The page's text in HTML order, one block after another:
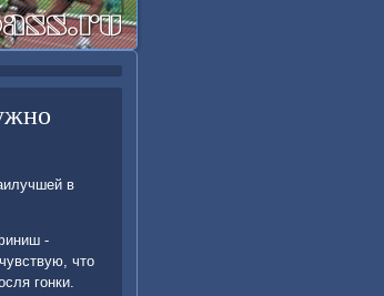
в
-
чтο
гонки.